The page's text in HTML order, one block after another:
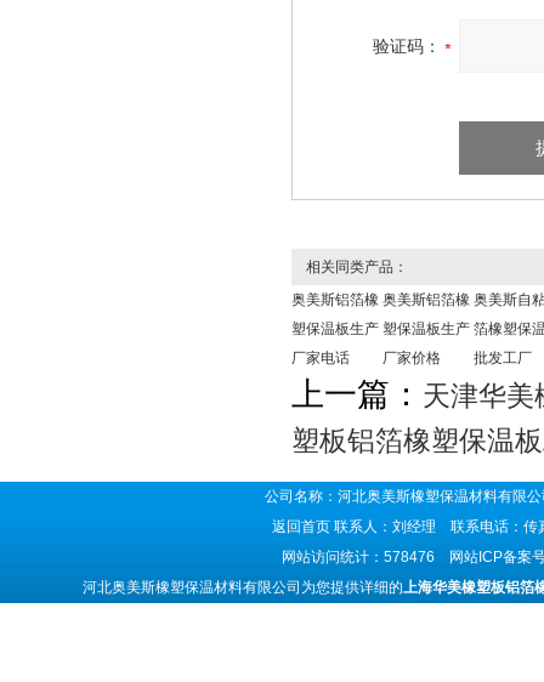
验证码：
相关同类产品：
奥美斯铝箔橡
塑保温板生产
厂家电话
奥美斯铝箔橡
塑保温板生产
厂家价格
奥美斯自
箔橡塑保
批发工厂
上一篇： 天津华美
塑板铝箔橡塑保温
公司名称：河北奥美斯橡塑保温材料有
返回首页 联系人：刘经理 联系电话：
网站访问统计：578476 网站ICP备案
河北奥美斯橡塑保温材料有限公司为您提供详细的上海华美橡塑板铝箔